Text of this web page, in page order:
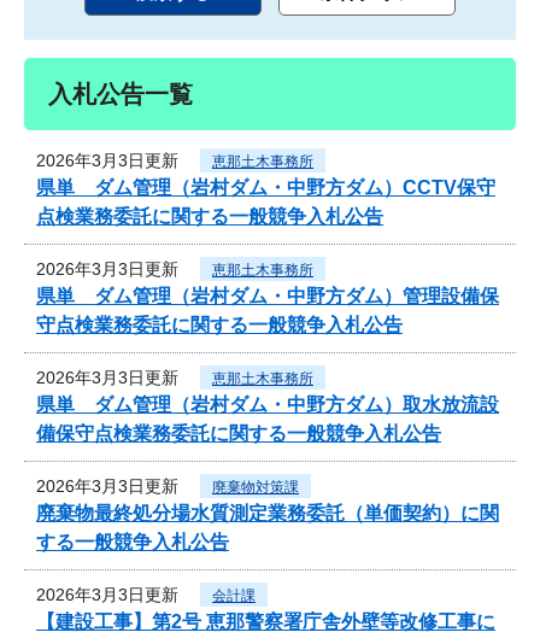
入札公告一覧
2026年3月3日更新 恵那土木事務所
県単 ダム管理（岩村ダム・中野方ダム）CCTV保守
点検業務委託に関する一般競争入札公告
2026年3月3日更新 恵那土木事務所
県単 ダム管理（岩村ダム・中野方ダム）管理設備保
守点検業務委託に関する一般競争入札公告
2026年3月3日更新 恵那土木事務所
県単 ダム管理（岩村ダム・中野方ダム）取水放流設
備保守点検業務委託に関する一般競争入札公告
2026年3月3日更新 廃棄物対策課
廃棄物最終処分場水質測定業務委託（単価契約）に関
する一般競争入札公告
2026年3月3日更新 会計課
【建設工事】第2号 恵那警察署庁舎外壁等改修工事に